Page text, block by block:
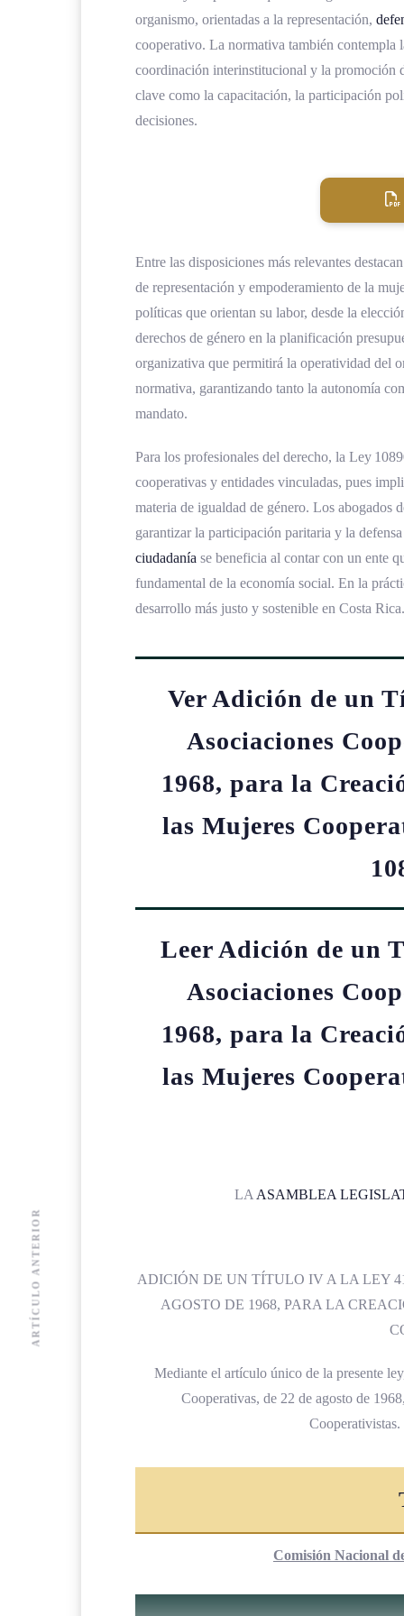
organismo, orientadas a la representación,
cooperativo. La normativa también contempla
coordinación interinstitucional y la promoción
clave como la capacitación, la participación
decisiones.
Entre las disposiciones más relevantes
de representación y empoderamiento de la
políticas que orientan su labor, desde la
derechos de género en la planificación
organizativa que permitirá la operatividad del
normativa, garantizando tanto la autonomía
mandato.
Para los profesionales del derecho, la Ley
cooperativas y entidades vinculadas, pues
materia de igualdad de género. Los
garantizar la participación paritaria y la
ciudadanía se beneficia al contar con un ente
fundamental de la economía social. En la
desarrollo más justo y sostenible en Costa Rica.
Ver Adición de un
Asociaciones
1968, para la
las Mujeres
Leer Adición de un
Asociaciones
1968, para la
las Mujeres
LA ASAMBLEA
ADICIÓN DE UN TÍTULO IV A LA LEY
AGOSTO DE 1968, PARA LA
Mediante el artículo único de la presente
Cooperativas, de 22 de agosto de
Comisión Nacional
ARTÍCULO ANTERIOR